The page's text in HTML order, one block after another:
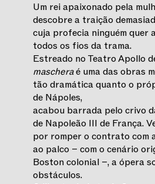
Um rei apaixonado pela
descobre a traição
cuja profecia ninguém quer
todos os fios da trama.
Estreado no Teatro Apollo
mascheraé uma das obras
tão dramática quanto o
de Nápoles,
acabou barrada pelo crivo
de Napoleão III de França.
por romper o contrato com
ao palco – com o cenário
Boston colonial –, a ópera
obstáculos.